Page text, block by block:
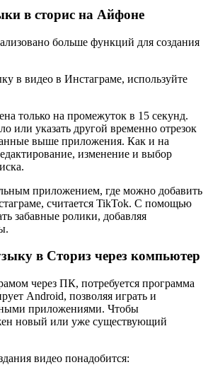
в сторис на Айфоне
больше функций для создания
в видео в Инстаграме, используйте
только на промежуток в 15 секунд.
или указать другой временно отрезок
выше приложения. Как и на
изменение и выбор
приложением, где можно добавить
считается TikTok. С помощью
забавные ролики, добавляя
в Сториз через компьютер
через ПК, потребуется программа
Android, позволяя играть и
приложениями. Чтобы
новый или уже существующий
видео понадобится: